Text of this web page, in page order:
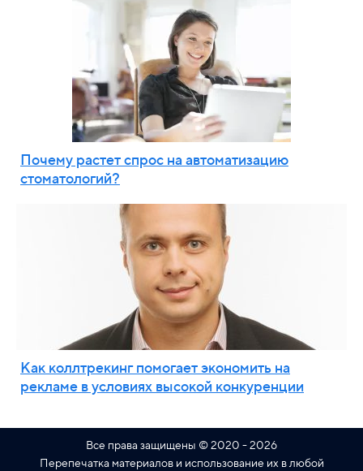
Почему растет спрос на автоматизацию
стоматологий?
Как коллтрекинг помогает экономить на
рекламе в условиях высокой конкуренции
Все права защищены © 2020 - 2026
Перепечатка материалов и использование их в любой